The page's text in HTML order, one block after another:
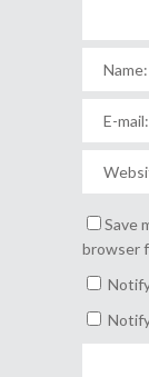
Save
browser